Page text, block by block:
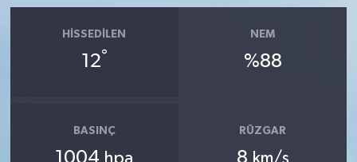
HISSEDILEN
12°
NEM
%88
BASINÇ RÜZGAR